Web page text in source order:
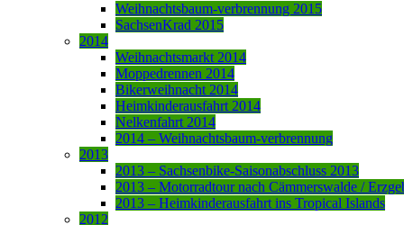
Weihnachtsbaum-verbrennung 2015
SachsenKrad 2015
2014
Weihnachtsmarkt 2014
Moppedrennen 2014
Bikerweihnacht 2014
Heimkinderausfahrt 2014
Nelkenfahrt 2014
2014 – Weihnachtsbaum-verbrennung
2013
2013 – Sachsenbike-Saisonabschluss 2013
2013 – Motorradtour nach Cämmerswalde /
2013 – Heimkinderausfahrt ins Tropical Islands
2012